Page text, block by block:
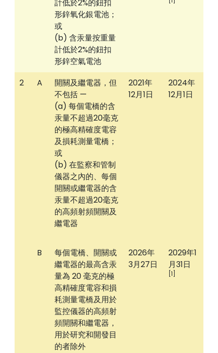
計低於2%的鈕扣
形鋅氧化銀電池；
或
(b) 含汞量按重量
計低於2%的鈕扣
形鋅空氣電池
2 A
開關及繼電器，但
不包括 —
(a) 每個電橋的含
汞量不超過20毫克
的極高精確度電容
及損耗測量電橋；
或
(b) 在監察和管制
儀器之內的、每個
開關或繼電器的含
汞量不超過20毫克
的高頻射頻開關及
繼電器
2021年
12月1日
2024年
12月1日
B
每個電橋、開關或
繼電器的最高含汞
量為 20 毫克的極
高精確度電容和損
耗測量電橋及用於
監控儀器的高頻射
頻開關和繼電器，
用於研究和開發目
的者除外
2026年
3月27日
2029年1
月31日
[1]